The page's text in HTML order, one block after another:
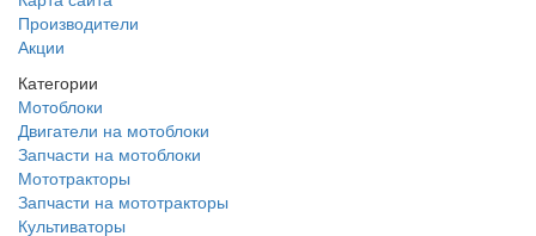
Производители
Акции
Категории
Мотоблоки
Двигатели на мотоблоки
Запчасти на мотоблоки
Мототракторы
Запчасти на мототракторы
Культиваторы